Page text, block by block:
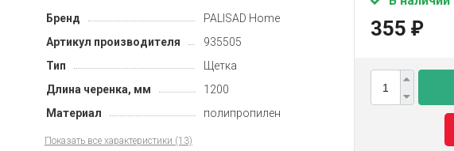
Бренд
PALISAD Home
Артикул производителя
935505
Тип
Щетка
Длина черенка, мм
1200
Материал
полипропилен
Показать все характеристики (13)
355 ₽